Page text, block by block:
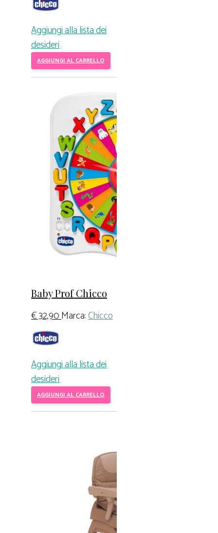
Aggiungi alla lista dei
desideri
AGGIUNGI AL CARRELLO
Baby Prof Chicco
€32,90Marca:Chicco
Aggiungi alla lista dei
desideri
AGGIUNGI AL CARRELLO